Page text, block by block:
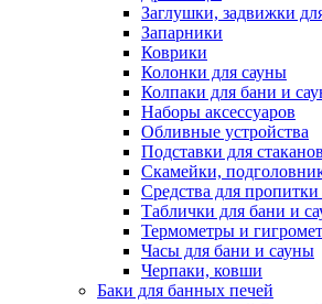
Заглушки, задвижки
Запарники
Коврики
Колонки для сауны
Колпаки для бани и
Наборы аксессуаров
Обливные устройства
Подставки для стаканов
Скамейки,
Средства для
Таблички для бани и
Термометры и
Часы для бани и сауны
Черпаки, ковши
Баки для банных печей